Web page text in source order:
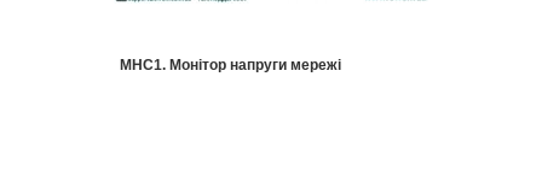
МНС1. Монітор напруги мережі